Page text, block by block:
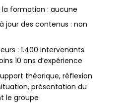
la formation : aucune
jour des contenus : non
: 1.400 intervenants
10 ans d’expérience
théorique, réflexion
présentation du
le groupe